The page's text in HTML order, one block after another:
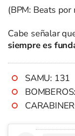
(BPM: Beats por
Cabe señalar
siempre es
SAMU: 131